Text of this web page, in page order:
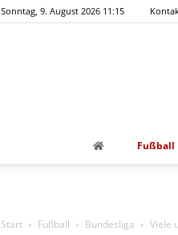
Sonntag, 9. August 2026 11:15
Fußball
Start Fußball Bundesliga Viele